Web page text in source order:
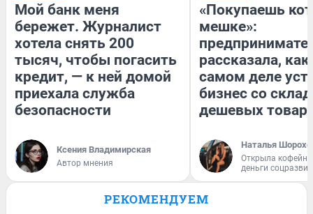
Мой банк меня
бережет. Журналист
хотела снять 200
тысяч, чтобы погасить
кредит, — к ней домой
приехала служба
безопасности
Ксения Владимирская
Автор мнения
«Покупаешь
мешке»:
рассказала, как
самом деле
бизнес со
дешевых
Наталья
Открыла
деньги
РЕКОМЕНДУЕМ